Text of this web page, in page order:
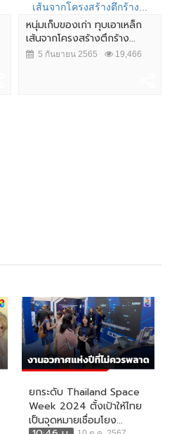
หนุ่มเก็บของเก่า ทุบเอาเหล็ก
เส้นจากโครงสร้างตึกร้าง...
5 กันยายน 2565 19,466
ยกระดับ Thailand Space
Week 2024 ตั้งเป้าให้ไทย
เป็นจุดหมายเชื่อมโยง...